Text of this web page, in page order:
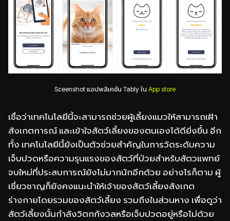
Sceenshot แอปพลิเคชัน Tably ใน App store
เชื่อว่าเทคโนโลยีนี้จะสามารถช่วยผู้เลี้ยงแมวให้สามารถเฝ้า
สังเกตการณ์ และเข้าใจสัตว์เลี้ยงของตนเองได้ดียิ่งขึ้น อีก
ทั้ง เทคโนโลยีนี้ยังเป็นตัวช่วยสำคัญในการวัดระดับความ
เจ็บปวดหรือความรุนแรงของสัตว์ที่ป่วยสำหรับสัตวแพทย์
จบใหม่ที่ประสบการณ์ยังไม่มากนักอีกด้วย อย่างไรก็ตาม ผู้
เชี่ยวชาญก็ยังคงแนะนำให้เจ้าของสัตว์เลี้ยงสังเกต
ร่างกายโดยรวมของสัตว์เลี้ยง รวมถึงในส่วนหาง เพื่อดูว่า
สัตว์เลี้ยงนั้นกำลังวิตกกังวลหรือเจ็บปวดอยู่หรือไม่ด้วย